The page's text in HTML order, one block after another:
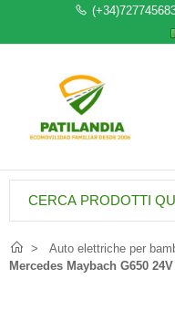
Auto elettriche per
Mercedes Maybach G650